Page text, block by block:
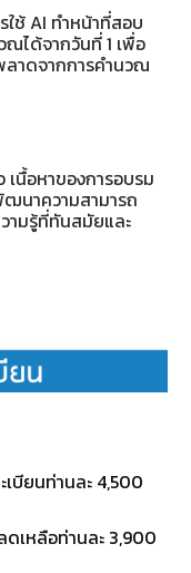
ใช้ AI ทำหน้าที่สอบ
ได้จากวันที่ 1 เพื่อ
าดจากการคำนวณ
เนื้อหาของการอบรม
นาความสามารถ
ามรู้ที่ทันสมัยและ
เบียนท่านละ 4,500
ดเหลือท่านละ 3,900